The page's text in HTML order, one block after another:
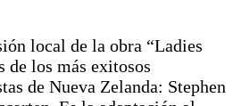
local de la obra “Ladies
de los más exitosos
de Nueva Zelanda: Stephen